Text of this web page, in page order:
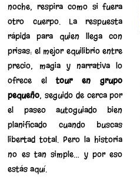
noche, respira como si fuera
otro cuerpo. La respuesta
rápida para quien llega con
prisas: el mejor equilibrio entre
precio, magia y narrativa lo
ofrece eltour en grupo
pequeño, seguido de cerca por
el paseo autoguiado bien
planificado cuando buscas
libertad total. Pero la historia
no es tan simple… y por eso
estás aquí.